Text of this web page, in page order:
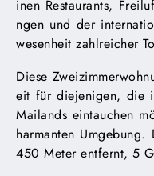
inen Restaurants,
ngen und der
wesenheit zahlreicher
Diese
eit für diejenigen, die
Mailands eintauchen
harmanten
450 Meter entfernt, 5